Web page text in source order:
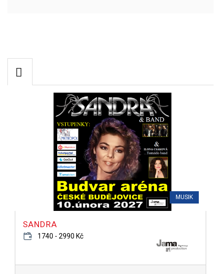
MUSIK
SANDRA
1740 - 2990 Kč